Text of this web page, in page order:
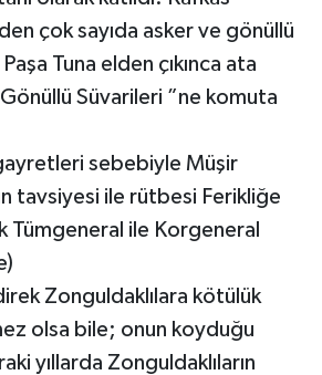
çok sayıda asker ve gönüllü
Tuna elden çıkınca ata
Süvarileri ”ne komuta
sebebiyle Müşir
tavsiyesi ile rütbesi Ferikliğe
ile Korgeneral
Zonguldaklılara kötülük
olsa bile; onun koyduğu
yıllarda Zonguldaklıların